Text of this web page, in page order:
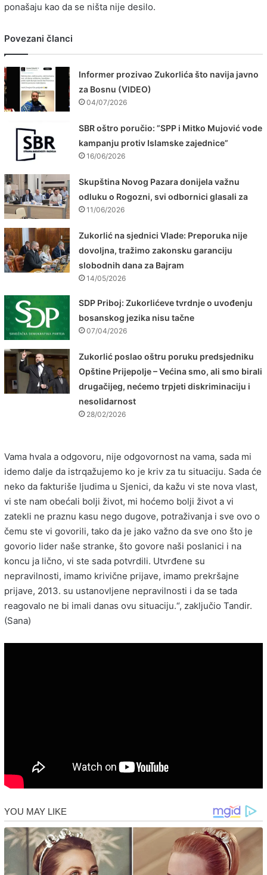
ponašaju kao da se ništa nije desilo.
Povezani članci
Informer prozivao Zukorlića što navija javno
za Bosnu (VIDEO)
04/07/2026
SBR oštro poručio: ”SPP i Mitko Mujović vode
kampanju protiv Islamske zajednice”
16/06/2026
Skupština Novog Pazara donijela važnu
odluku o Rogozni, svi odbornici glasali za
11/06/2026
Zukorlić na sjednici Vlade: Preporuka nije
dovoljna, tražimo zakonsku garanciju
slobodnih dana za Bajram
14/05/2026
SDP Priboj: Zukorlićeve tvrdnje o uvođenju
bosanskog jezika nisu tačne
07/04/2026
Zukorlić poslao oštru poruku predsjedniku
Opštine Prijepolje – Većina smo, ali smo birali
drugačijeg, nećemo trpjeti diskriminaciju i
nesolidarnost
28/02/2026
Vama hvala a odgovoru, nije odgovornost na vama, sada mi
idemo dalje da istrqažujemo ko je kriv za tu situaciju. Sada će
neko da fakturiše ljudima u Sjenici, da kažu vi ste nova vlast,
vi ste nam obećali bolji život, mi hoćemo bolji život a vi
zatekli ne praznu kasu nego dugove, potraživanja i sve ovo o
čemu ste vi govorili, tako da je jako važno da sve ono što je
govorio lider naše stranke, što govore naši poslanici i na
koncu ja lično, vi ste sada potvrdili. Utvrđene su
nepravilnosti, imamo krivične prijave, imamo prekršajne
prijave, 2013. su ustanovljene nepravilnosti i da se tada
reagovalo ne bi imali danas ovu situaciju.“, zaključio Tandir.
(Sana)